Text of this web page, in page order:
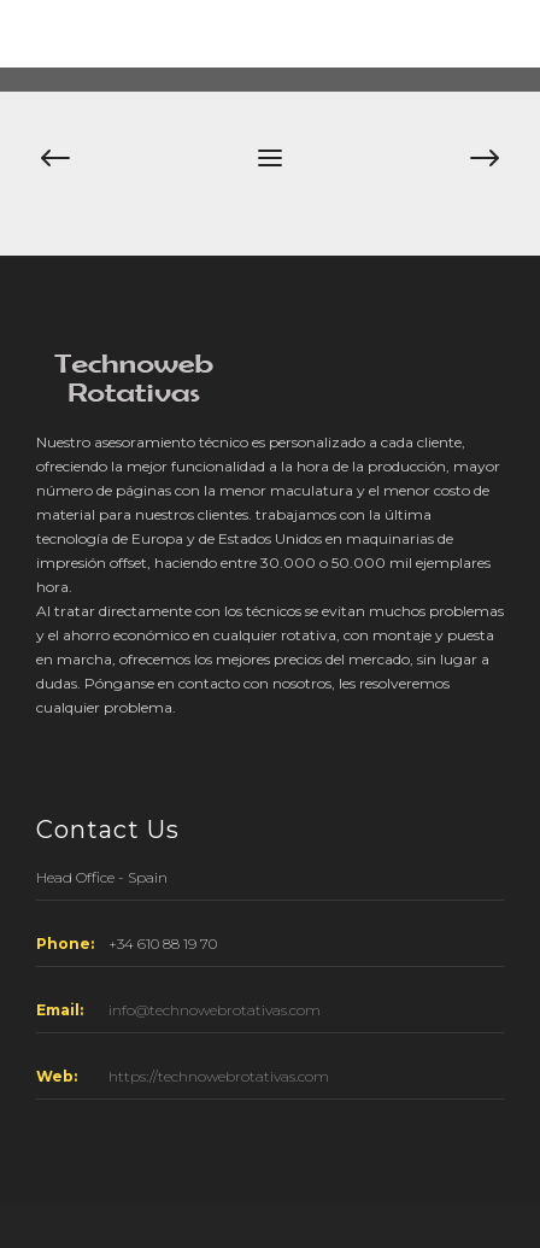
Navegación
Nuestro asesoramiento técnico es personalizado a cada cliente,
ofreciendo la mejor funcionalidad a la hora de la producción, mayor
número de páginas con la menor maculatura y el menor costo de
material para nuestros clientes. trabajamos con la última
tecnología de Europa y de Estados Unidos en maquinarias de
impresión offset, haciendo entre 30.000 o 50.000 mil ejemplares
hora.
Al tratar directamente con los técnicos se evitan muchos problemas
y el ahorro económico en cualquier rotativa, con montaje y puesta
en marcha, ofrecemos los mejores precios del mercado, sin lugar a
dudas. Pónganse en contacto con nosotros, les resolveremos
cualquier problema.
Contact Us
Head Office - Spain
Phone: +34 610 88 19 70
Email: info@technowebrotativas.com
Web: https://technowebrotativas.com